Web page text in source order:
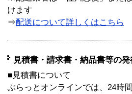
けます
⇒配送について詳しくはこちら
見積書・請求書・納品書等の
■見積書について
ぷらっとオンラインでは、24時